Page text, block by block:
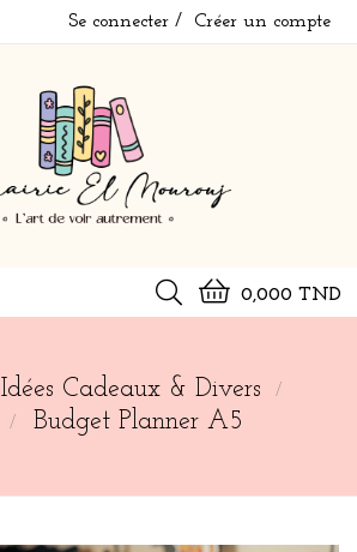
Se connecter Créer un compte
0,000 TND
Idées Cadeaux & Divers
Budget Planner A5